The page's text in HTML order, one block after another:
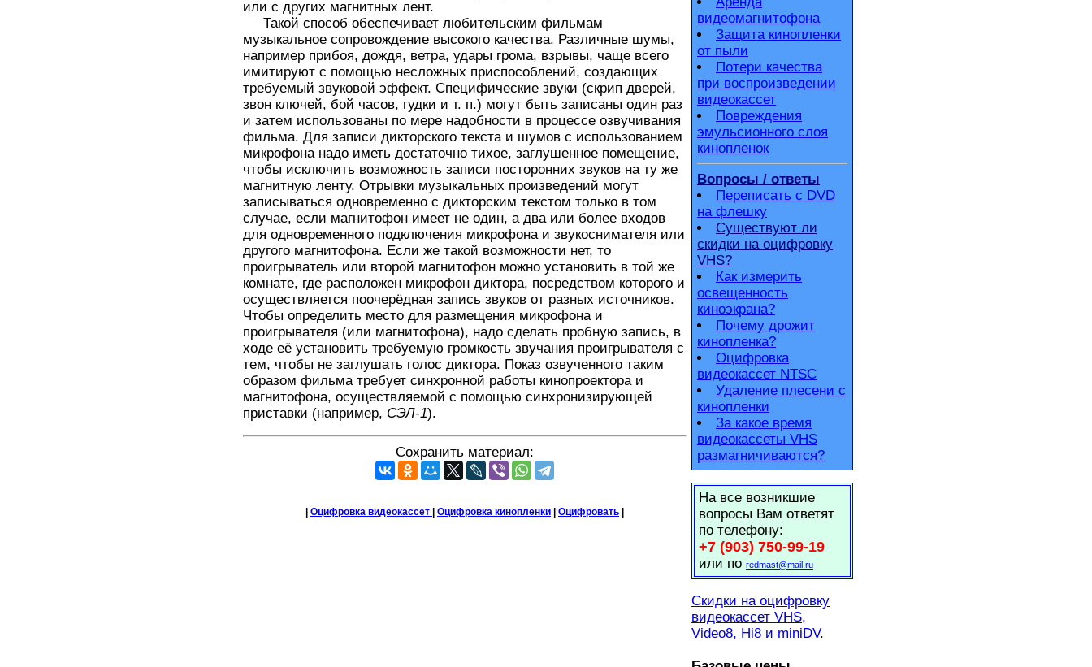
или с других магнитных лент.
Такой способ обеспечивает любительским фильмам
музыкальное сопровождение высокого качества. Различные шумы,
например прибоя, дождя, ветра, удары грома, взрывы, чаще всего
имитируют с помощью несложных приспособлений, создающих
требуемый звуковой эффект. Специфические звуки (скрип дверей,
звон ключей, бой часов, гудки и т. п.) могут быть записаны один раз
и затем использованы по мере надобности в процессе озвучивания
фильма. Для записи дикторского текста и шумов с использованием
микрофона надо иметь достаточно тихое, заглушенное помещение,
чтобы исключить возможность записи посторонних звуков на ту же
магнитную ленту. Отрывки музыкальных произведений могут
записываться одновременно с дикторским текстом только в том
случае, если магнитофон имеет не один, а два или более входов
для одновременного подключения микрофона и звукоснимателя или
другого магнитофона. Если же такой возможности нет, то
проигрыватель или второй магнитофон можно установить в той же
комнате, где расположен микрофон диктора, посредством которого и
осуществляется поочерёдная запись звуков от разных источников.
Чтобы определить место для размещения микрофона и
проигрывателя (или магнитофона), надо сделать пробную запись, в
ходе её установить требуемую громкость звучания проигрывателя с
тем, чтобы не заглушать голос диктора. Показ озвученного таким
образом фильма требует синхронной работы кинопроектора и
магнитофона, осуществляемой с помощью синхронизирующей
приставки (например, СЭЛ-1).
Сохранить материал:
| Оцифровка видеокассет | Оцифровка кинопленки | Оцифровать |
видеомагнитофона
Защита кинопленки
от пыли
Потери качества
при воспроизведении
видеокассет
Повреждения
эмульсионного слоя
кинопленок
Вопросы / ответы
Переписать с DVD
на флешку
Существуют ли
скидки на оцифровку
VHS?
Как измерить
освещенность
киноэкрана?
Почему дрожит
кинопленка?
Оцифровка
видеокассет NTSC
Удаление плесени с
кинопленки
За какое время
видеокассеты VHS
размагничиваются?
На все возникшие
вопросы Вам ответят
по телефону:
+7 (903) 750-99-19
или по redmast@mail.ru
Скидки на оцифровку
видеокассет VHS,
Video8, Hi8 и miniDV.